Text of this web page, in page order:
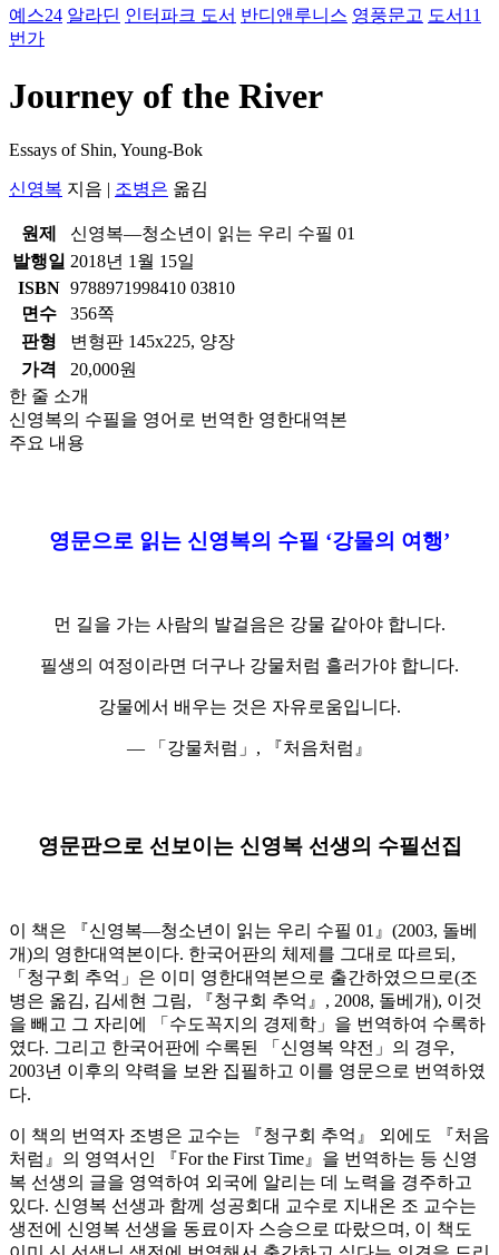
예스24 알라딘 인터파크 도서 반디앤루니스 영풍문고 도서11
번가
Journey of the River
Essays of Shin, Young-Bok
신영복 지음 | 조병은 옮김
원제
신영복―청소년이 읽는 우리 수필 01
발행일 2018년 1월 15일
ISBN 9788971998410 03810
면수
356쪽
판형
변형판 145x225, 양장
가격
20,000원
한 줄 소개
신영복의 수필을 영어로 번역한 영한대역본
주요 내용
영문으로 읽는 신영복의 수필 ‘강물의 여행’
먼 길을 가는 사람의 발걸음은 강물 같아야 합니다.
필생의 여정이라면 더구나 강물처럼 흘러가야 합니다.
강물에서 배우는 것은 자유로움입니다.
― 「강물처럼」, 『처음처럼』
영문판으로 선보이는 신영복 선생의 수필선집
이 책은 『신영복―청소년이 읽는 우리 수필 01』(2003, 돌베
개)의 영한대역본이다. 한국어판의 체제를 그대로 따르되,
「청구회 추억」은 이미 영한대역본으로 출간하였으므로(조
병은 옮김, 김세현 그림, 『청구회 추억』, 2008, 돌베개), 이것
을 빼고 그 자리에 「수도꼭지의 경제학」을 번역하여 수록하
였다. 그리고 한국어판에 수록된 「신영복 약전」의 경우,
2003년 이후의 약력을 보완 집필하고 이를 영문으로 번역하였
다.
이 책의 번역자 조병은 교수는 『청구회 추억』 외에도 『처음
처럼』의 영역서인 『For the First Time』을 번역하는 등 신영
복 선생의 글을 영역하여 외국에 알리는 데 노력을 경주하고
있다. 신영복 선생과 함께 성공회대 교수로 지내온 조 교수는
생전에 신영복 선생을 동료이자 스승으로 따랐으며, 이 책도